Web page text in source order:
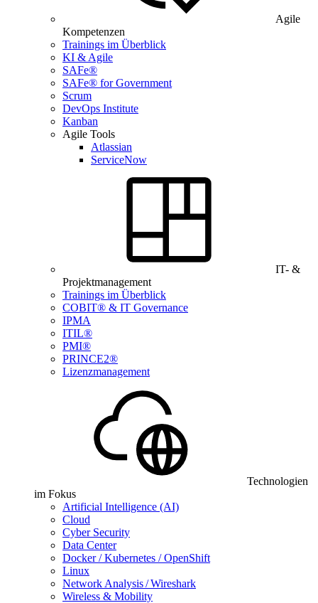
Agile
Kompetenzen
Trainings im Überblick
KI & Agile
SAFe®
SAFe® for Government
Scrum
DevOps Institute
Kanban
Agile Tools
Atlassian
ServiceNow
IT- &
Projektmanagement
Trainings im Überblick
COBIT® & IT Governance
IPMA
ITIL®
PMI®
PRINCE2®
Lizenzmanagement
Technologien
im Fokus
Artificial Intelligence (AI)
Cloud
Cyber Security
Data Center
Docker / Kubernetes / OpenShift
Linux
Network Analysis / Wireshark
Wireless & Mobility